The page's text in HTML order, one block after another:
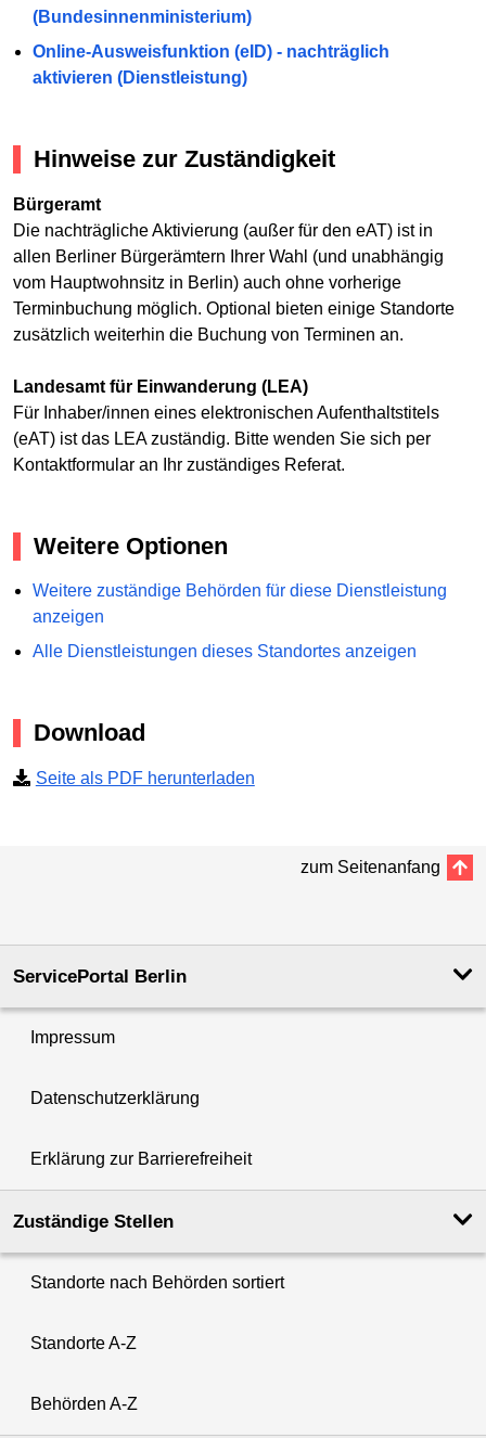
(Bundesinnenministerium)
Online-Ausweisfunktion (eID) - nachträglich
aktivieren (Dienstleistung)
Hinweise zur Zuständigkeit
Bürgeramt
Die nachträgliche Aktivierung (außer für den eAT) ist in
allen Berliner Bürgerämtern Ihrer Wahl (und unabhängig
vom Hauptwohnsitz in Berlin) auch ohne vorherige
Terminbuchung möglich. Optional bieten einige Standorte
zusätzlich weiterhin die Buchung von Terminen an.
Landesamt für Einwanderung (LEA)
Für Inhaber/innen eines elektronischen Aufenthaltstitels
(eAT) ist das LEA zuständig. Bitte wenden Sie sich per
Kontaktformular an Ihr zuständiges Referat.
Weitere Optionen
Weitere zuständige Behörden für diese Dienstleistung
anzeigen
Alle Dienstleistungen dieses Standortes anzeigen
Download
Seite als PDF herunterladen
zum Seitenanfang
ServicePortal Berlin
Impressum
Datenschutzerklärung
Erklärung zur Barrierefreiheit
Zuständige Stellen
Standorte nach Behörden sortiert
Standorte A-Z
Behörden A-Z